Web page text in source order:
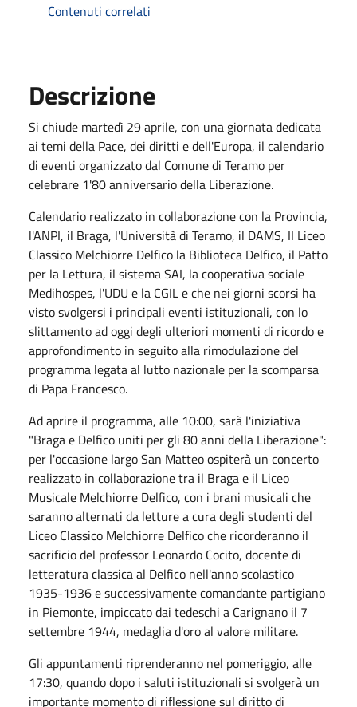
Contenuti correlati
Descrizione
Si chiude martedì 29 aprile, con una giornata dedicata
ai temi della Pace, dei diritti e dell'Europa, il calendario
di eventi organizzato dal Comune di Teramo per
celebrare 1'80 anniversario della Liberazione.
Calendario realizzato in collaborazione con la Provincia,
l'ANPI, il Braga, l'Università di Teramo, il DAMS, II Liceo
Classico Melchiorre Delfico la Biblioteca Delfico, il Patto
per la Lettura, il sistema SAI, la cooperativa sociale
Medihospes, l'UDU e la CGIL e che nei giorni scorsi ha
visto svolgersi i principali eventi istituzionali, con lo
slittamento ad oggi degli ulteriori momenti di ricordo e
approfondimento in seguito alla rimodulazione del
programma legata al lutto nazionale per la scomparsa
di Papa Francesco.
Ad aprire il programma, alle 10:00, sarà l'iniziativa
"Braga e Delfico uniti per gli 80 anni della Liberazione":
per l'occasione largo San Matteo ospiterà un concerto
realizzato in collaborazione tra il Braga e il Liceo
Musicale Melchiorre Delfico, con i brani musicali che
saranno alternati da letture a cura degli studenti del
Liceo Classico Melchiorre Delfico che ricorderanno il
sacrificio del professor Leonardo Cocito, docente di
letteratura classica al Delfico nell'anno scolastico
1935-1936 e successivamente comandante partigiano
in Piemonte, impiccato dai tedeschi a Carignano il 7
settembre 1944, medaglia d'oro al valore militare.
Gli appuntamenti riprenderanno nel pomeriggio, alle
17:30, quando dopo i saluti istituzionali si svolgerà un
importante momento di riflessione sul diritto di